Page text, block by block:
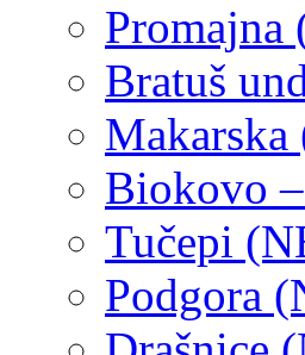
Bratuš
Biokovo
Tučepi
Podgora